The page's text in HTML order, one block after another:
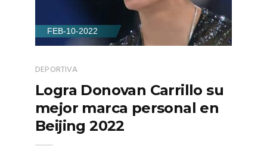
FEB-10-2022
DEPORTIVA
Logra Donovan Carrillo su
mejor marca personal en
Beijing 2022